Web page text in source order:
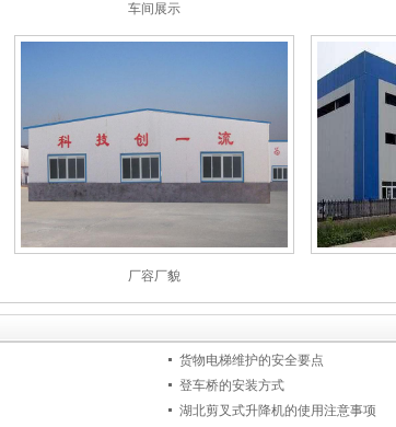
车间展示
厂容厂貌
货物电梯维护的安全要点
登车桥的安装方式
湖北剪叉式升降机的使用注意事项